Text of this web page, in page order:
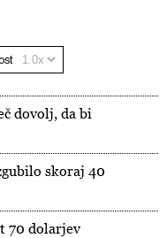
dovolj, da bi
skoraj 40
70 dolarjev